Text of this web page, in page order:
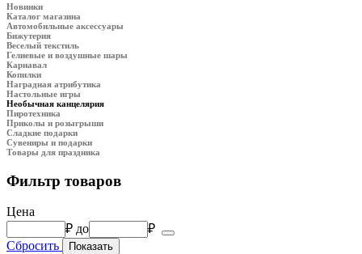
Новинки
Каталог магазина
Автомобильные аксессуары
Бижутерия
Веселый текстиль
Гелиевые и воздушные шары
Карнавал
Копилки
Наградная атрибутика
Настольные игры
Необычная канцелярия
Пиротехника
Приколы и розыгрыши
Сладкие подарки
Сувениры и подарки
Товары для праздника
Фильтр товаров
Цена
₽ до
₽
Сбросить